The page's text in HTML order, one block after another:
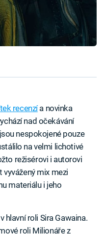
recenzía novinka
nad očekávání
nespokojené pouze
na velmi lichotivé
režisérovi i autorovi
mix mezi
materiálu i jeho
hlavní roli Sira Gawaina.
roli Milionáře z